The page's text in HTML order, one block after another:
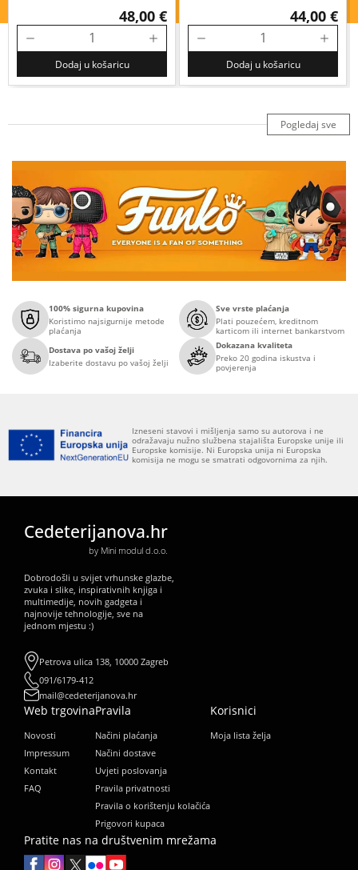
48,00 €
Dodaj u košaricu
44,00 €
Dodaj u košaricu
Pogledaj sve
100% sigurna kupovina
Koristimo najsigurnije metode
plaćanja
Sve vrste plaćanja
Plati pouzećem, kreditnom
karticom ili internet bankarstvom
Dostava po vašoj želji
Izaberite dostavu po vašoj želji
Dokazana kvaliteta
Preko 20 godina iskustva i
povjerenja
Izneseni stavovi i mišljenja samo su autorova i ne
odražavaju nužno službena stajališta Europske unije ili
Europske komisije. Ni Europska unija ni Europska
komisija ne mogu se smatrati odgovornima za njih.
Cedeterijanova.hr
by Mini modul d.o.o.
Dobrodošli u svijet vrhunske glazbe,
zvuka i slike, inspirativnih knjiga i
multimedije, novih gadgeta i
najnovije tehnologije, sve na
jednom mjestu :)
Petrova ulica 138, 10000 Zagreb
091/6179-412
mail@cedeterijanova.hr
Web trgovina
Novosti
Impressum
Kontakt
FAQ
Pravila
Načini plaćanja
Načini dostave
Uvjeti poslovanja
Pravila privatnosti
Pravila o korištenju kolačića
Prigovori kupaca
Korisnici
Moja lista želja
Pratite nas na društvenim mrežama